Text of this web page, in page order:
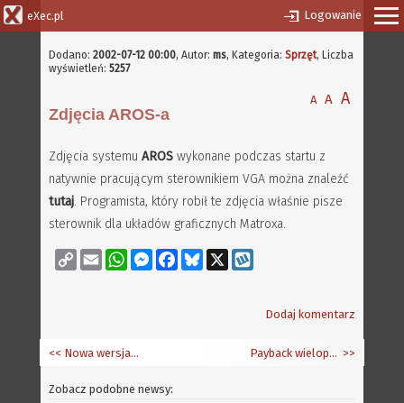
eXec.pl Logowanie
Dodano: 2002-07-12 00:00, Autor: ms, Kategoria: Sprzęt, Liczba
wyświetleń: 5257
A A A
Zdjęcia AROS-a
Zdjęcia systemu AROS wykonane podczas startu z
natywnie pracującym sterownikiem VGA można znaleźć
tutaj. Programista, który robił te zdjęcia właśnie pisze
sterownik dla układów graficznych Matroxa.
Copy
Link
Email WhatsAppMessenger
FacebookBluesky
Dodaj komentarz
Payback wieloplatformowy >>
<< Nowa wersja Directory Opusa 4
Zobacz podobne newsy: